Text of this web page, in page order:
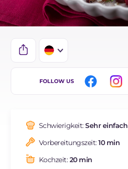
IT
FR
ES
NL
FOLLOW US
Schwierigkeit:Sehr einfach
Vorbereitungszeit:10 min
Kochzeit:20 min